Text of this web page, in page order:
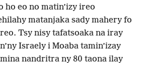
ho eo no matin’izy ireo
matanjaka sady mahery fo
Tsy nisy tafatsoaka na iray
Israely i Moaba tamin’izay
nandritra ny 80 taona ilay